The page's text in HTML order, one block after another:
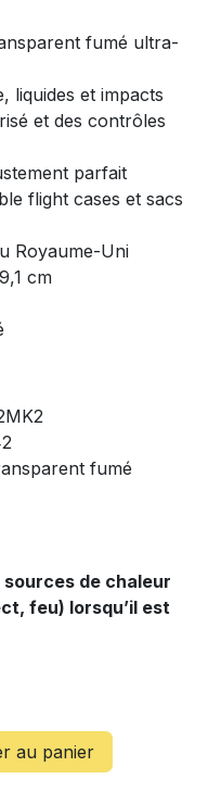
fumé ultra-
liquides et impacts
et des contrôles
parfait
flight cases et sacs
Royaume-Uni
cm
fumé
de chaleur
feu) lorsqu’il est
au panier